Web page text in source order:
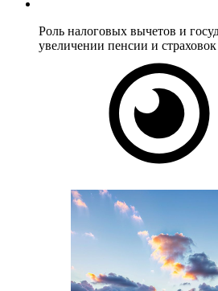
Роль налоговых вычетов и
увеличении пенсии и страховок